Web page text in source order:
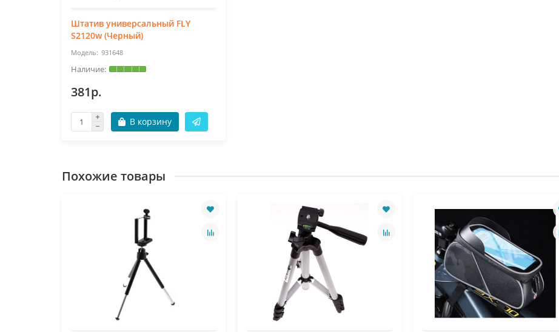
Штатив универсальный FLY
S2120w (Черный)
931648
381р.
В корзину
Похожие товары